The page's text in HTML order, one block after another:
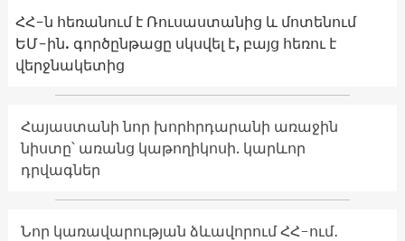
ՀՀ-ն հեռանում է Ռուսաստանից և մոտենում
ԵՄ-ին. գործընթացը սկսվել է, բայց հեռու է
վերջնակետից
Հայաստանի նոր խորհրդարանի առաջին
նիստը՝ առանց կաթողիկոսի. կարևոր
դրվագներ
Նոր կառավարության ձևավորում ՀՀ-ում․